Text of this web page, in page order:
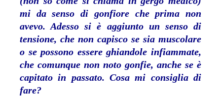
mi da senso di gonfiore che prima non
avevo. Adesso si è aggiunto un senso di
tensione, che non capisco se sia muscolare
o se possono essere ghiandole infiammate,
che comunque non noto gonfie, anche se è
capitato in passato. Cosa mi consiglia di
fare?